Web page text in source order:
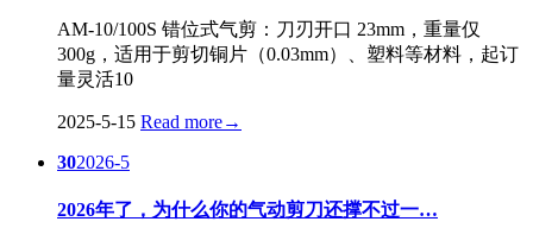
AM-10/100S 错位式气剪：刀刃开口 23mm，重量仅
300g，适用于剪切铜片（0.03mm）、塑料等材料，起订
量灵活10
2025-5-15 Read more→
302026-5
2026年了，为什么你的气动剪刀还撑不过一…